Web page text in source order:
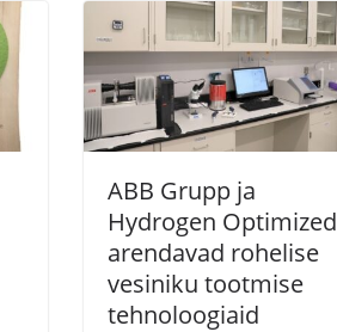
ABB Grupp ja
Hydrogen Optimized
arendavad rohelise
vesiniku tootmise
tehnoloogiaid